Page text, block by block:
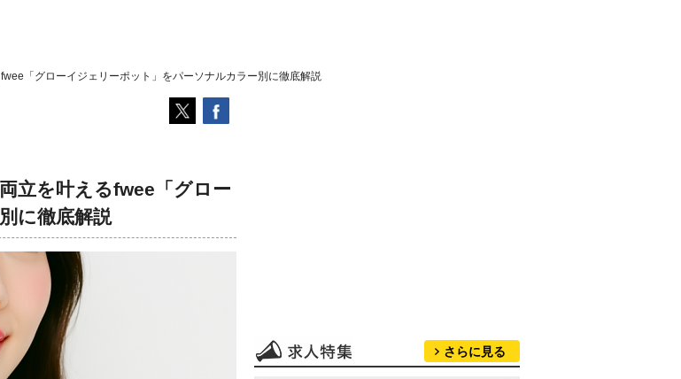
「グローイジェリーポット」をパーソナルカラー別に徹底解説
立を叶えるfwee「グロー
に徹底解説
さらに見る